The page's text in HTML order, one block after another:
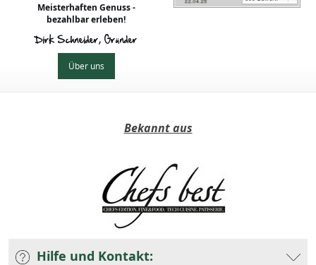
Meisterhaften Genuss -
bezahlbar erleben!
Dirk Schneider, Gründer
Über uns
Bekannt aus
Hilfe und Kontakt: